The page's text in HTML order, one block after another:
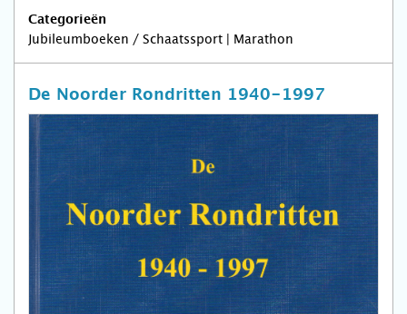
Categorieën
Jubileumboeken / Schaatssport | Marathon
De Noorder Rondritten 1940-1997